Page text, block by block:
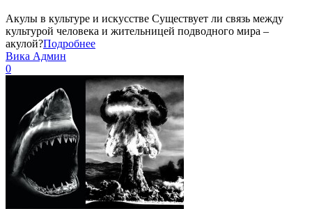
Акулы в культуре и искусстве Существует ли связь между
культурой человека и жительницей подводного мира –
акулой?Подробнее
Вика Админ
0